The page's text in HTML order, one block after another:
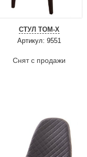
СТУЛ ТОМ-Х
Артикул: 9551
Снят с продажи